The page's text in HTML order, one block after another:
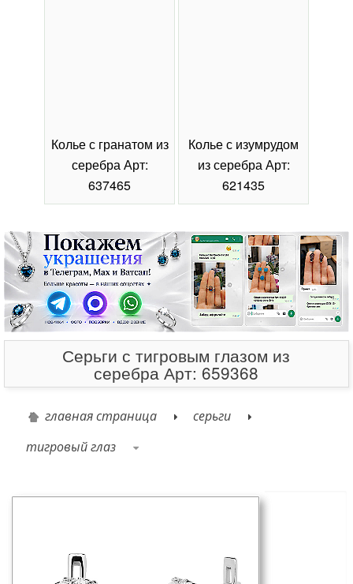
Колье с гранатом из
серебра Арт:
637465
Колье с изумрудом
из серебра Арт:
621435
Серьги с тигровым глазом из
серебра Арт: 659368
главная страница
серьги
тигровый глаз